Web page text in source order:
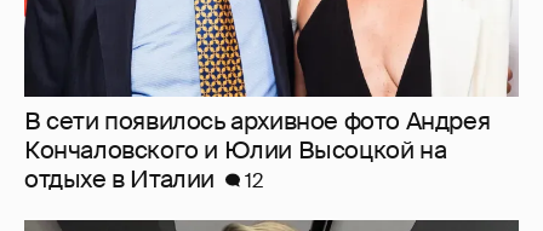
В сети появилось архивное фото Андрея
Кончаловского и Юлии Высоцкой на
отдыхе в Италии
12